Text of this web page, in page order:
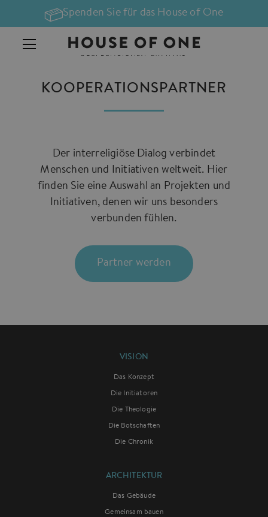
Spenden Sie für das House of One
KOOPERATIONSPARTNER
Der interreligiöse Dialog verbindet
Menschen und Initiativen weltweit. Hier
finden Sie eine Auswahl an Projekten und
Initiativen, denen wir uns besonders
verbunden fühlen.
Partner werden
VISION
Das Konzept
Die Initiatoren
Die Theologie
Die Botschaften
Die Chronik
ARCHITEKTUR
Das Gebäude
Gemeinsam bauen